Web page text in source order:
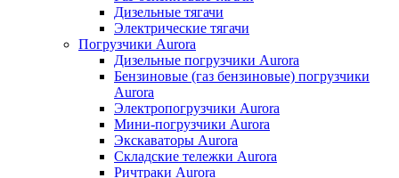
Дизельные тягачи
Электрические тягачи
Погрузчики Aurora
Дизельные погрузчики Aurora
Бензиновые (газ бензиновые) погрузчики
Aurora
Электропогрузчики Aurora
Мини-погрузчики Aurora
Экскаваторы Aurora
Складские тележки Aurora
Ричтраки Aurora